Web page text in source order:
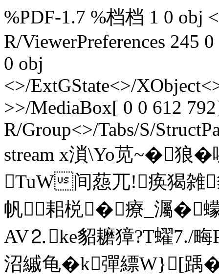
%PDF-1.7 %档档 1 0 obj
R/ViewerPreferences 245
0 obj
<>/ExtGState<>/
>>/MediaBox[ 0 0 612
R/Group<>/Tabs/S/
stream x溑\Yo苋~�狼�嗞
TuW间葾 兀!痪猲雑
帆耜棁�療_灟�
AV⒉ke貂耱獐?T蠗7./
沼縬龟�k彈縹W}[踽